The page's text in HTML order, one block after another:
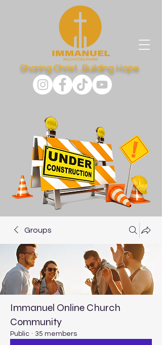
Sharing Christ...Building Hope
Groups
Immanuel Online Church
Community
Public · 35 members